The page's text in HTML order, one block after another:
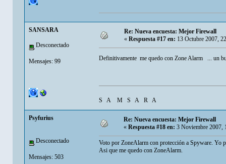
SANSARA
Desconectado
Mensajes: 99
Re: Nueva encuesta: Mejor Firewall
« Respuesta #17 en: 13 Octubre 2007,
Definitivamente me quedo con Zone Alarm ... un
S A M S A R A
Psyfurius
Desconectado
Mensajes: 503
Re: Nueva encuesta: Mejor Firewall
«Respuesta #18 en:3 Noviembre 2007,
Voto por ZoneAlarm con protección a Spyware. Yo
Asi que me quedo con ZoneAlarm.